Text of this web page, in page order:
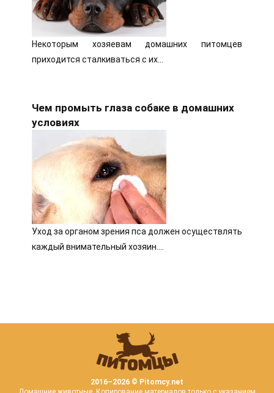
Некоторым хозяевам домашних питомцев
приходится сталкиваться с их…
Чем промыть глаза собаке в домашних
условиях
Уход за органом зрения пса должен осуществлять
каждый внимательный хозяин....
2016–2026 © Pitomcy.net